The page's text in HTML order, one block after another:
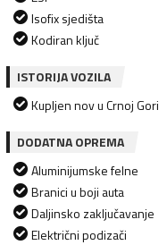
Isofix sjedišta
Kodiran ključ
ISTORIJA VOZILA
Kupljen nov u Crnoj Gori
DODATNA OPREMA
Aluminijumske felne
Branici u boji auta
Daljinsko zaključavanje
Električni podizači